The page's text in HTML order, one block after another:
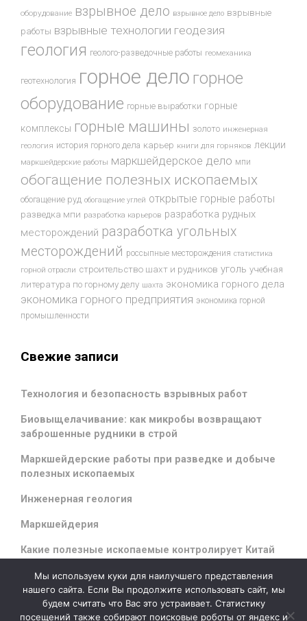
оборудование взрывное дело взрывное дело взрывные
работы взрывные технологии геодезия
геология геолого-разведочные работы геомеханика
геотехнология горное дело горное
оборудование горные выработки горные
комплексы горные машины золото инженерная
геология история горного дела карьер книги для горняков лекции
маркшейдерские работы маркшейдерское дело мпи
обогащение полезных ископаемых
обогащение руд обогащение углей открытые горные работы
разведка мпи разработка карьеров разработка рудных
месторождений разработка угольных
месторождений россыпные месторождения статистика
горной отрасли строительство шахт и рудников уголь учебная
литература по горному делу шахта экономика горного дела
экономика горного предприятия экономика горной
промышленности
Свежие записи
Технология и безопасность взрывных работ
Биовыщелачивание: как микробы возвращают
заброшенные рудники в строй
Маркшейдерские работы при разведке и добыче
полезных ископаемых
Инженерная геология
Маркшейдерия
Какие полезные ископаемые контролирует Китай
evolvetheme by Theme4Press - Powered by WordPress
Мы используем куки для наилучшего представления
нашего сайта. Если Вы продолжите использовать сайт, мы
будем считать что Вас это устраивает. Статистику
посещений также собирают поисковые роботы от яндекс и